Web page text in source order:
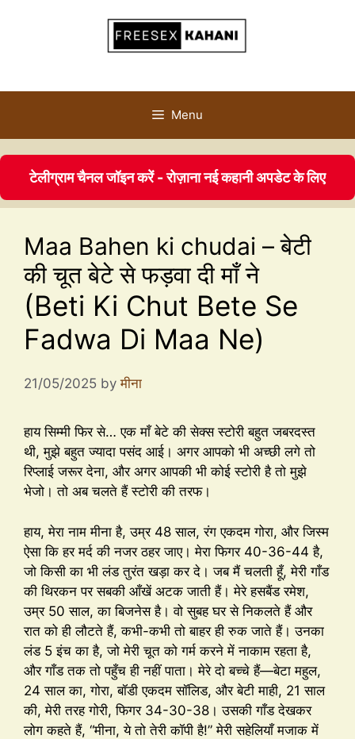
Menu
टेलीग्राम चैनल जॉइन करें - रोज़ाना नई कहानी अपडेट के लिए
Maa Bahen ki chudai – बेटी
की चूत बेटे से फड़वा दी माँ ने
(Beti Ki Chut Bete Se
Fadwa Di Maa Ne)
21/05/2025 byमीना
हाय सिम्मी फिर से… एक माँ बेटे की सेक्स स्टोरी बहुत जबरदस्त
थी, मुझे बहुत ज्यादा पसंद आई। अगर आपको भी अच्छी लगे तो
रिप्लाई जरूर देना, और अगर आपकी भी कोई स्टोरी है तो मुझे
भेजो। तो अब चलते हैं स्टोरी की तरफ।
हाय, मेरा नाम मीना है, उम्र 48 साल, रंग एकदम गोरा, और जिस्म
ऐसा कि हर मर्द की नजर ठहर जाए। मेरा फिगर 40-36-44 है,
जो किसी का भी लंड तुरंत खड़ा कर दे। जब मैं चलती हूँ, मेरी गाँड
की थिरकन पर सबकी आँखें अटक जाती हैं। मेरे हसबैंड रमेश,
उम्र 50 साल, का बिजनेस है। वो सुबह घर से निकलते हैं और
रात को ही लौटते हैं, कभी-कभी तो बाहर ही रुक जाते हैं। उनका
लंड 5 इंच का है, जो मेरी चूत को गर्म करने में नाकाम रहता है,
और गाँड तक तो पहुँच ही नहीं पाता। मेरे दो बच्चे हैं—बेटा महुल,
24 साल का, गोरा, बॉडी एकदम सॉलिड, और बेटी माही, 21 साल
की, मेरी तरह गोरी, फिगर 34-30-38। उसकी गाँड देखकर
लोग कहते हैं, “मीना, ये तो तेरी कॉपी है!” मेरी सहेलियाँ मजाक में